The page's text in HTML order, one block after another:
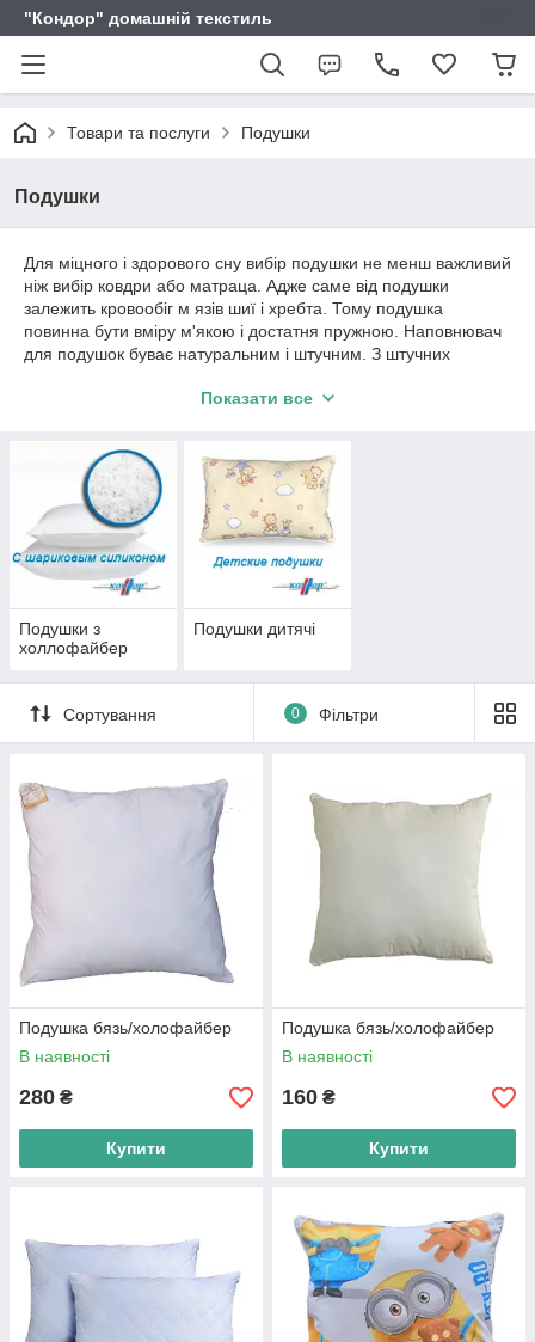
"Кондор" домашній текстиль
Товари та послуги Подушки
Подушки
Для міцного і здорового сну вибір подушки не менш важливий
ніж вибір ковдри або матраца. Адже саме від подушки
залежить кровообіг м язів шиї і хребта. Тому подушка
повинна бути вміру м'якою і достатня пружною. Наповнювач
для подушок буває натуральним і штучним. З штучних
перо. Чохол подушки може бути з бязі, тіка, або сатину.
подушку для здорового сну.
Показати все
Подушки з
холлофайбер
Подушки дитячі
Сортування 0 Фільтри
Подушка бязь/холофайбер
В наявності
280 ₴
Купити
Подушка бязь/холофайбер
В наявності
160 ₴
Купити